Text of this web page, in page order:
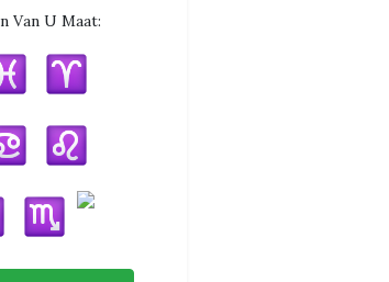
Van U Maat: